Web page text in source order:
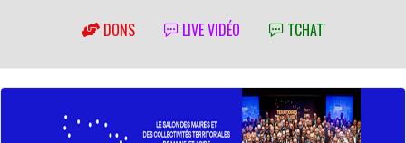
DONS LIVE VIDÉO TCHAT'